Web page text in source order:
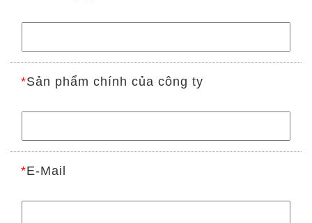
*Sản phẩm chính của công ty
*E-Mail